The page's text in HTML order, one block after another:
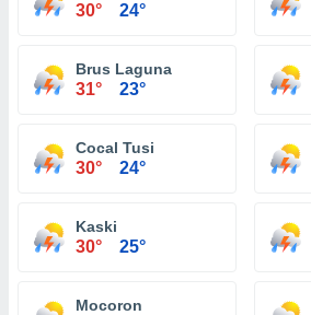
30° 24°
Brus Laguna
31° 23°
Cocal Tusi
30° 24°
Kaski
30° 25°
Mocoron